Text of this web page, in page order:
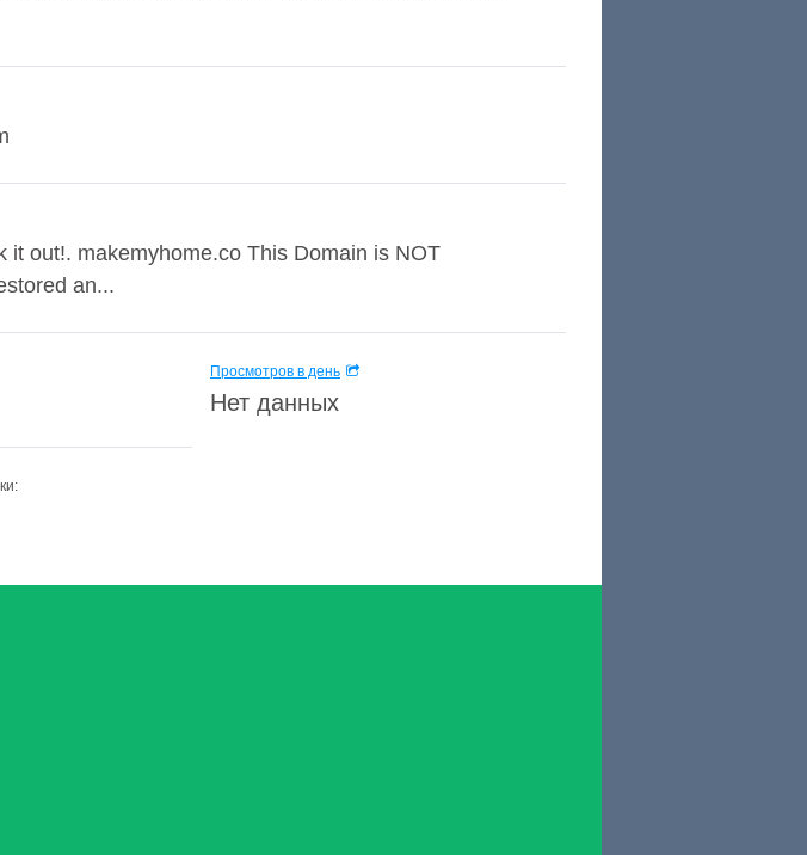
out!. makemyhome.co This Domain is NOT
an...
Просмотров в день
Нет данных